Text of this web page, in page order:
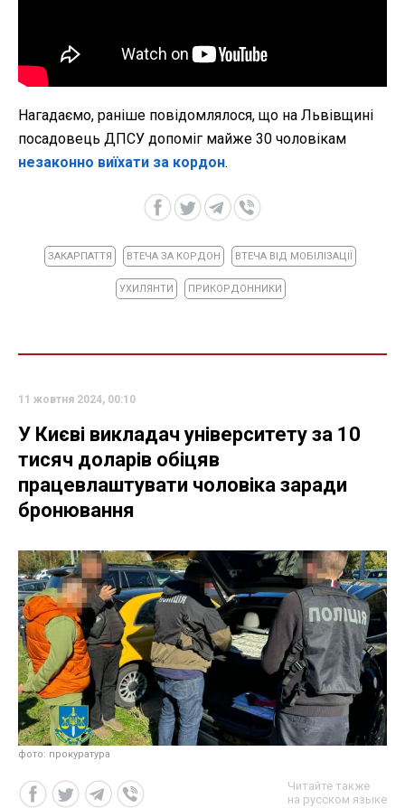
Нагадаємо, раніше повідомлялося, що на Львівщині
посадовець ДПСУ допоміг майже 30 чоловікам
незаконно виїхати за кордон.
ЗАКАРПАТТЯ ВТЕЧА ЗА КОРДОН ВТЕЧА ВІД МОБІЛІЗАЦІЇ
УХИЛЯНТИ ПРИКОРДОННИКИ
11 жовтня 2024, 00:10
У Києві викладач університету за 10
тисяч доларів обіцяв
працевлаштувати чоловіка заради
бронювання
фото: прокуратура
Читайте также
на русском языке